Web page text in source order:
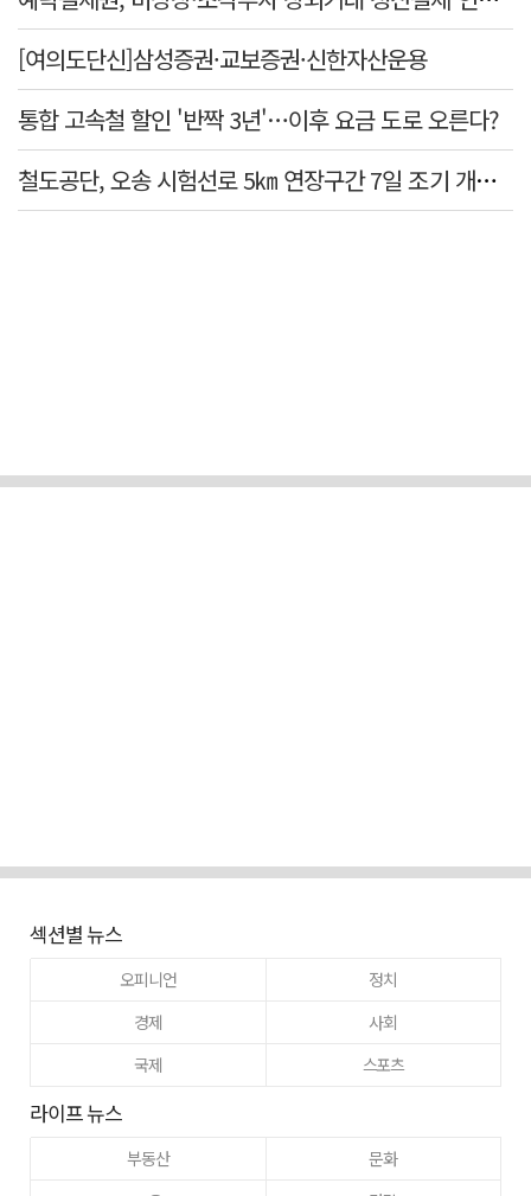
[여의도단신]삼성증권·교보증권·신한자산운용
통합 고속철 할인 '반짝 3년'…이후 요금 도로 오른다?
철도공단, 오송 시험선로 5㎞ 연장구간 7일 조기 개통…LA 메트로 사업 지원
섹션별 뉴스
오피니언
정치
경제
사회
국제
스포츠
라이프 뉴스
부동산
문화